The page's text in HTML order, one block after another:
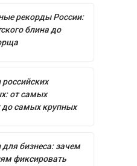
рекорды России:
блина до
от самых
самых крупных
бизнеса: зачем
фиксировать